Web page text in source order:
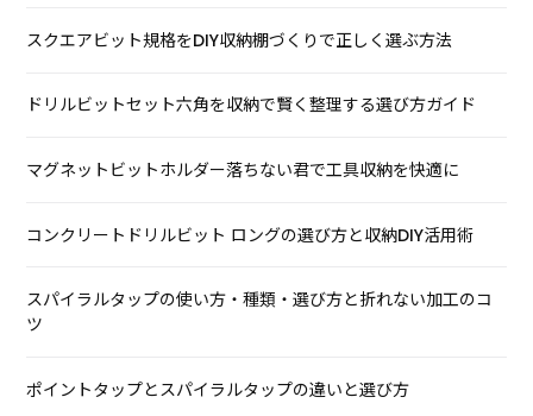
スクエアビット規格をDIY収納棚づくりで正しく選ぶ方法
ドリルビットセット六角を収納で賢く整理する選び方ガイド
マグネットビットホルダー落ちない君で工具収納を快適に
コンクリートドリルビット ロングの選び方と収納DIY活用術
スパイラルタップの使い方・種類・選び方と折れない加工のコ
ツ
ポイントタップとスパイラルタップの違いと選び方